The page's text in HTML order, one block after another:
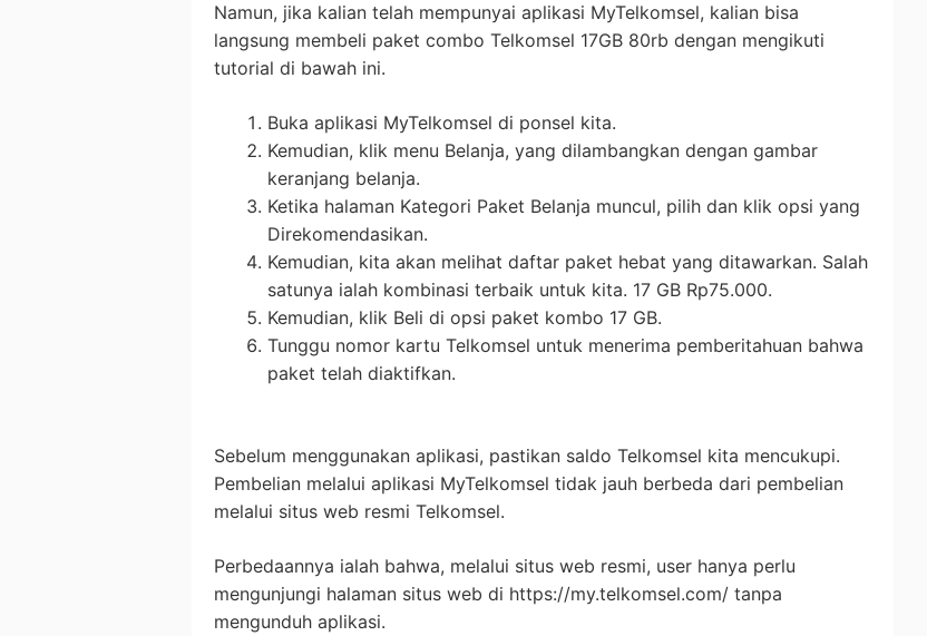
Namun, jika kalian telah mempunyai aplikasi MyTelkomsel, kalian bisa
langsung membeli paket combo Telkomsel 17GB 80rb dengan mengikuti
tutorial di bawah ini.
Buka aplikasi MyTelkomsel di ponsel kita.
Kemudian, klik menu Belanja, yang dilambangkan dengan gambar
keranjang belanja.
Ketika halaman Kategori Paket Belanja muncul, pilih dan klik opsi yang
Direkomendasikan.
Kemudian, kita akan melihat daftar paket hebat yang ditawarkan. Salah
satunya ialah kombinasi terbaik untuk kita. 17 GB Rp75.000.
Kemudian, klik Beli di opsi paket kombo 17 GB.
Tunggu nomor kartu Telkomsel untuk menerima pemberitahuan bahwa
paket telah diaktifkan.
Sebelum menggunakan aplikasi, pastikan saldo Telkomsel kita mencukupi.
Pembelian melalui aplikasi MyTelkomsel tidak jauh berbeda dari pembelian
melalui situs web resmi Telkomsel.
Perbedaannya ialah bahwa, melalui situs web resmi, user hanya perlu
mengunjungi halaman situs web di https://my.telkomsel.com/ tanpa
mengunduh aplikasi.